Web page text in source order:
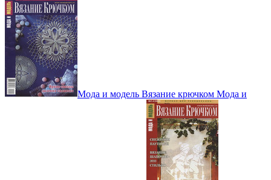
Мода и модель Вязание крючком Мода и